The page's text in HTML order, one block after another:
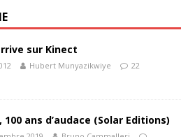
sur Kinect
Hubert Munyazikwiye 22
100 ans d’audace (Solar Editions)